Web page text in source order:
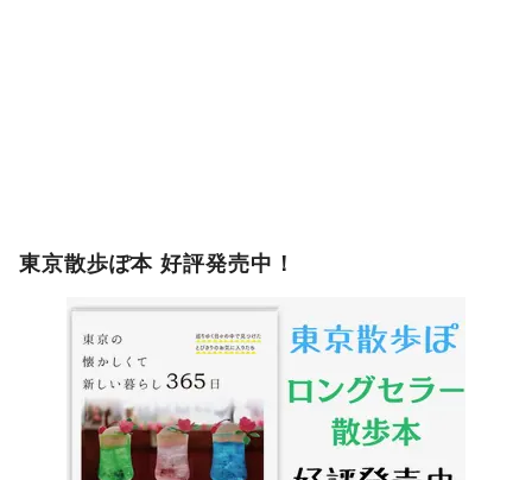
東京散歩ぽ本 好評発売中！